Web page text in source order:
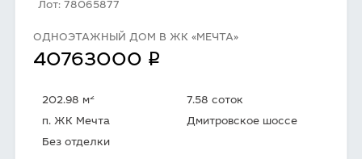
Лот: 78065877
ОДНОЭТАЖНЫЙ ДОМ В ЖК «МЕЧТА»
40763000 q
202.98 м2
7.58 соток
п. ЖК Мечта
Дмитровское шоссе
Без отделки